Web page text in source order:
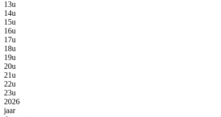
13u
14u
15u
16u
17u
18u
19u
20u
21u
22u
23u
2026
jaar